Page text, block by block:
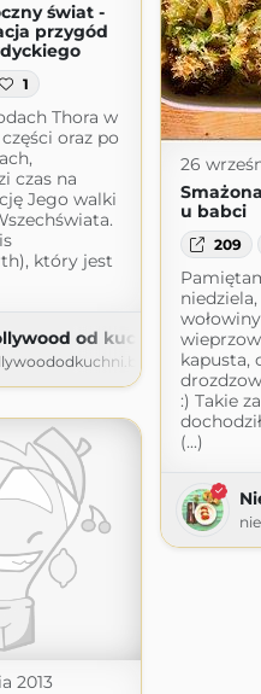
świat -
przygód
1
Thora w
oraz po
czas na
Jego walki
który jest
od kuchni
26
u babci
209
kapusta,
:) Takie
(...)
2013